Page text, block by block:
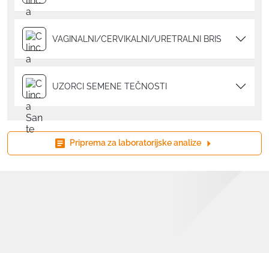
VAGINALNI/CERVIKALNI/URETRALNI BRIS
UZORCI SEMENE TEČNOSTI
Priprema za laboratorijske analize